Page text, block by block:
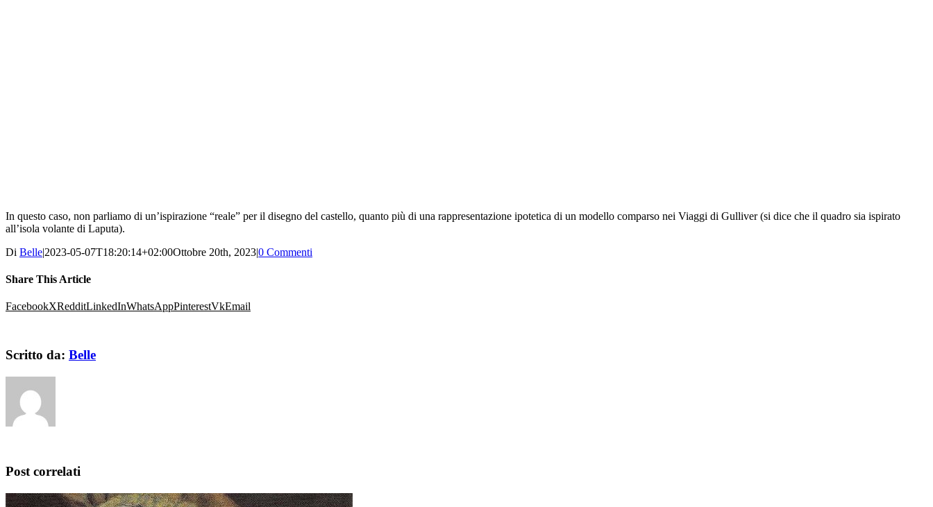
In questo caso, non parliamo di un’ispirazione “reale” per il disegno del castello, quanto più di una rappresentazione ipotetica di un modello comparso nei Viaggi di Gulliver (si dice che il quadro sia ispirato
all’isola volante di Laputa).
Di Belle|2023-05-07T18:20:14+02:00Ottobre 20th, 2023|0 Commenti
Share This Article
FacebookXRedditLinkedInWhatsAppPinterestVkEmail
Scritto da: Belle
Post correlati